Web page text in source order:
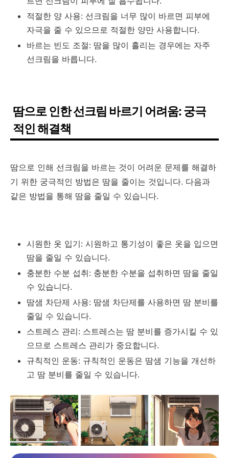
적절한 양 사용: 선크림을 너무 많이 바르면 피부에
자극을 줄 수 있으므로 적절한 양만 사용합니다.
바르는 빈도 조절: 땀을 많이 흘리는 경우에는 자주
선크림을 바릅니다.
땀으로 인한 선크림 바르기 어려움: 궁극
적인 해결책
땀으로 인해 선크림을 바르는 것이 어려운 문제를 해결하
기 위한 궁극적인 방법은 땀을 줄이는 것입니다. 다음과
같은 방법을 통해 땀을 줄일 수 있습니다.
시원한 옷 입기: 시원하고 통기성이 좋은 옷을 입으면
땀을 줄일 수 있습니다.
충분한 수분 섭취: 충분한 수분을 섭취하면 땀을 줄일
수 있습니다.
땀샘 차단제 사용: 땀샘 차단제를 사용하면 땀 분비를
줄일 수 있습니다.
스트레스 관리: 스트레스는 땀 분비를 증가시킬 수 있
으므로 스트레스 관리가 중요합니다.
규칙적인 운동: 규칙적인 운동은 땀샘 기능을 개선하
고 땀 분비를 줄일 수 있습니다.